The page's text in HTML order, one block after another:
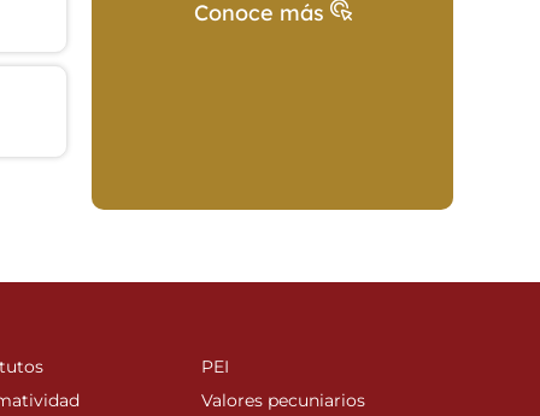
Conoce más
PEI
Valores pecuniarios